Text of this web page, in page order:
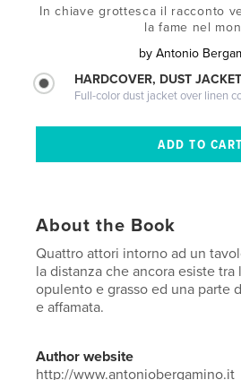
In chiave grottesca il racconto
la fame nel
by Antonio
HARDCOVER, DUST JACKET
Full-color dust jacket over linen
About the Book
Quattro attori intorno ad un
la distanza che ancora esiste
opulento e grasso ed una parte
e affamata.
Author website
http://www.antoniobergamino.it